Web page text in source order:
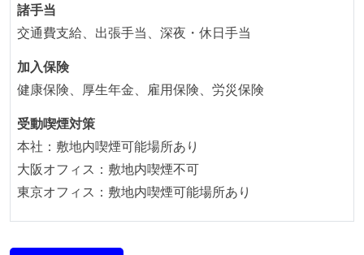
全体のスケジュール管理は、途中の成果を随時確認し
ながら、納期または盛り込む機能を柔軟に調整する形
で行う
コード品質向上のための取り組み
本番にデプロイされるコードには、全てコードレビュ
ーまたはペアプログラミングを実施している
何らかのコーディング規約をチーム全体で遵守するよ
うにしている
諸手当
交通費支給、出張手当、深夜・休日手当
加入保険
健康保険、厚生年金、雇用保険、労災保険
受動喫煙対策
本社：敷地内喫煙可能場所あり
大阪オフィス：敷地内喫煙不可
東京オフィス：敷地内喫煙可能場所あり